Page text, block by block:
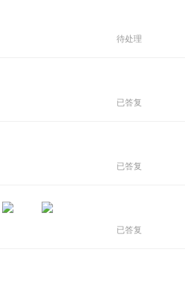
待处理
已答复
已答复
已答复